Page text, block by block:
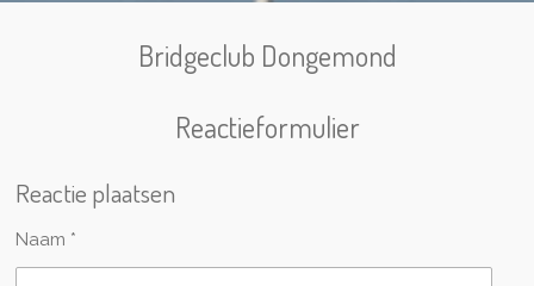
Bridgeclub Dongemond
Reactieformulier
Reactie plaatsen
Naam *